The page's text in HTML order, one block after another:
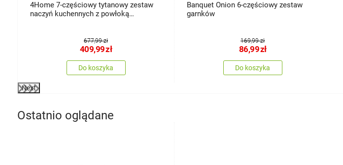
4Home 7-częściowy tytanowy zestaw
naczyń kuchennych z powłoką
677,99 zł
409,99zł
Do koszyka
Banquet Onion 6-częściowy zestaw
garnków
169,99 zł
86,99zł
Do koszyka
Next
Ostatnio oglądane